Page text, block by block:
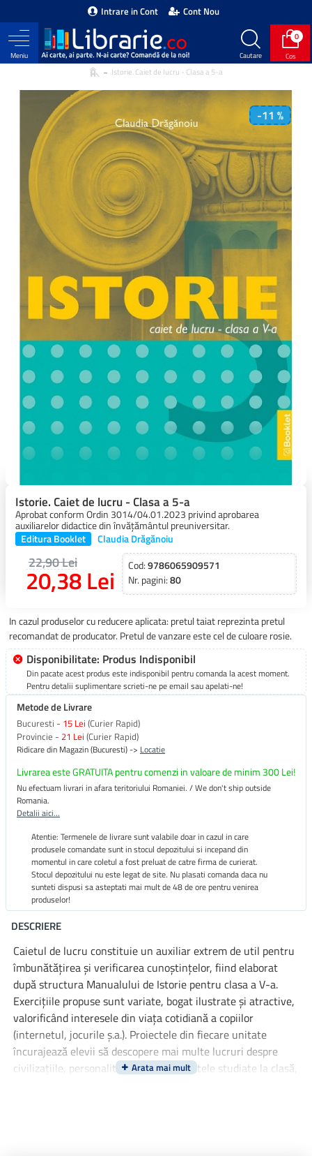
Intrare in Cont Cont Nou
0
Istorie. Caiet de lucru - Clasa a 5-a
-11 %
Istorie. Caiet de lucru - Clasa a 5-a
Aprobat conform Ordin 3014/04.01.2023 privind aprobarea
auxiliarelor didactice din învățământul preuniversitar.
Editura Booklet
Claudia Drăgănoiu
20,38 Lei
22,90 Lei Cod:9786065909571
Nr. pagini:80
Metode de Livrare
Bucuresti - 15 Lei (Curier Rapid)
Provincie - 21 Lei (Curier Rapid)
Ridicare din Magazin (Bucuresti) -> Locatie
Livrarea este GRATUITA pentru comenzi in valoare de minim 300 Lei!
Nu efectuam livrari in afara teritoriului Romaniei. / We don't ship outside
Romania.
Detalii aici...
Atentie: Termenele de livrare sunt valabile doar in cazul in care
produsele comandate sunt in stocul depozitului si incepand din
momentul in care coletul a fost preluat de catre firma de curierat.
Stocul depozitului nu este legat de site. Nu plasati comanda daca nu
sunteti dispusi sa asteptati mai mult de 48 de ore pentru venirea
produselor!
In cazul produselor cu reducere aplicata: pretul taiat reprezinta pretul
recomandat de producator. Pretul de vanzare este cel de culoare rosie.
Disponibilitate: Produs Indisponibil
Din pacate acest produs este indisponibil pentru comanda la acest moment.
Pentru detalii suplimentare scrieti-ne pe email sau apelati-ne!
DESCRIERE
Caietul de lucru constituie un auxiliar extrem de util pentru
îmbunătățirea și verificarea cunoștințelor, fiind elaborat
după structura Manualului de Istorie pentru clasa a V-a.
Exercițiile propuse sunt variate, bogat ilustrate și atractive,
valorificând interesele din viața cotidiană a copiilor
(internetul, jocurile ș.a.). Proiectele din fiecare unitate
încurajează elevii să descopere mai multe lucruri despre
civilizațiile, personalitățile și evenimentele studiate la clasă,